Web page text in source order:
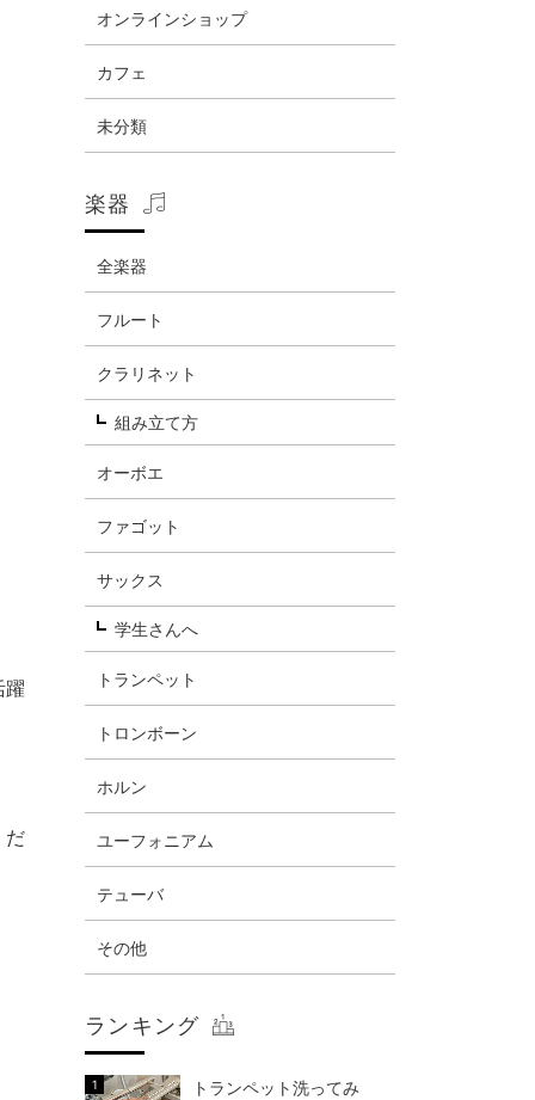
躍
だ
オンラインショップ
カフェ
未分類
楽器
全楽器
フルート
クラリネット
組み立て方
オーボエ
ファゴット
サックス
学生さんへ
トランペット
トロンボーン
ホルン
ユーフォニアム
テューバ
その他
ランキング
トランペット洗ってみ